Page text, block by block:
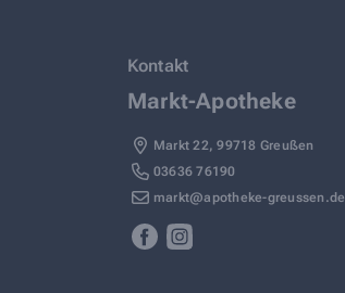
Kontakt
Markt-Apotheke
Markt 22,99718 Greußen
03636 76190
markt@apotheke-greussen.de